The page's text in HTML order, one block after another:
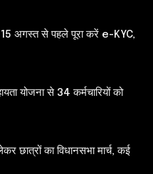
अगस्त से पहले पूरा करें e-KYC,
योजना से 34 कर्मचारियों को
छात्रों का विधानसभा मार्च, कई